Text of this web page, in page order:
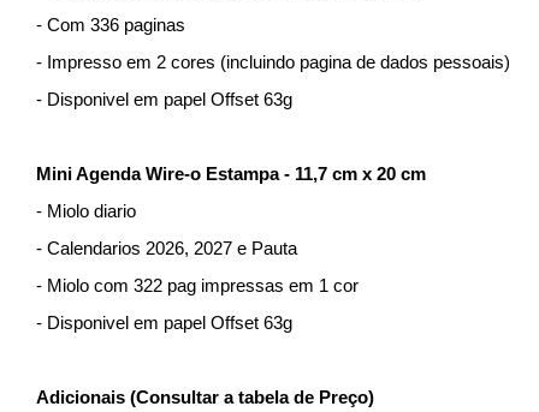
- Com 336 paginas
- Impresso em 2 cores (incluindo pagina de dados pessoais)
- Disponivel em papel Offset 63g
Mini Agenda Wire-o Estampa - 11,7 cm x 20 cm
- Miolo diario
- Calendarios 2026, 2027 e Pauta
- Miolo com 322 pag impressas em 1 cor
- Disponivel em papel Offset 63g
Adicionais (Consultar a tabela de Preço)